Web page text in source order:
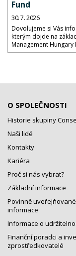
Fund
30. 7. 2026
Dovolujeme si Vás
kterým dojde na
Management Hungary
O SPOLEČNOSTI
Historie skupiny
Naši lidé
Kontakty
Kariéra
Proč si nás vybrat?
Základní informace
Povinně uveřejňované
informace
Informace o
Finanční poradci a
zprostředkovatelé